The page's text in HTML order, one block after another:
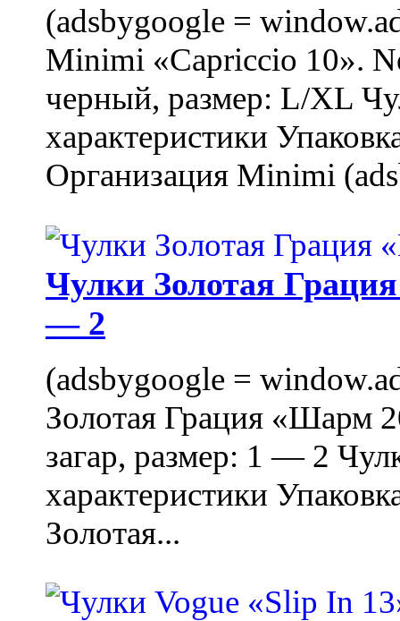
(adsbygoogle =
Minimi «Capriccio 10».
черный, размер: L/XL
характеристики
Организация Minimi
Чулки Золотая
— 2
(adsbygoogle =
Золотая Грация «Шарм
загар, размер: 1 — 2
характеристики
Золотая...